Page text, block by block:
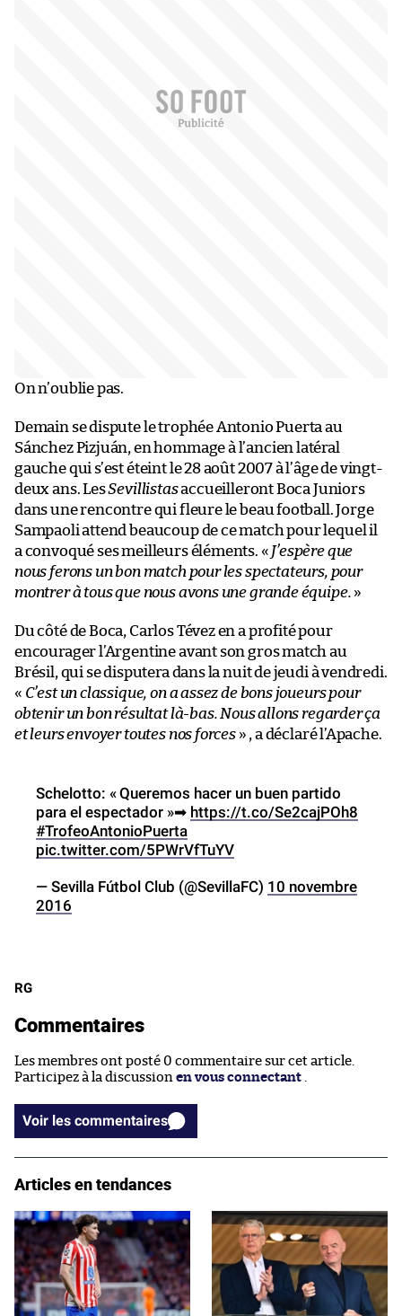
On n’oublie pas.
Demain se dispute le trophée Antonio Puerta au
Sánchez Pizjuán, en hommage à l’ancien latéral
gauche qui s’est éteint le 28 août 2007 à l’âge de vingt-
deux ans. LesSevillistasaccueilleront Boca Juniors
dans une rencontre qui fleure le beau football. Jorge
Sampaoli attend beaucoup de ce match pour lequel il
a convoqué ses meilleurs éléments. « J’espère que
nous ferons un bon match pour les spectateurs, pour
montrer à tous que nous avons une grande équipe. »
Du côté de Boca, Carlos Tévez en a profité pour
encourager l’Argentine avant son gros match au
Brésil, qui se disputera dans la nuit de jeudi à vendredi.
« C’est un classique, on a assez de bons joueurs pour
obtenir un bon résultat là-bas. Nous allons regarder ça
et leurs envoyer toutes nos forces» , a déclaré l’Apache.
Schelotto: « Queremos hacer un buen partido
para el espectador »➡ https://t.co/Se2cajPOh8
#TrofeoAntonioPuerta
pic.twitter.com/5PWrVfTuYV
— Sevilla Fútbol Club (@SevillaFC) 10 novembre
2016
RG
Commentaires
Les membres ont posté 0 commentaire sur cet article.
Participez à la discussion en vous connectant .
Voir les commentaires
Articles en tendances